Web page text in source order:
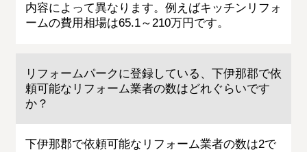
内容によって異なります。例えばキッチンリフォ
ームの費用相場は65.1～210万円です。
リフォームパークに登録している、下伊那郡で依
頼可能なリフォーム業者の数はどれぐらいです
か？
下伊那郡で依頼可能なリフォーム業者の数は2で